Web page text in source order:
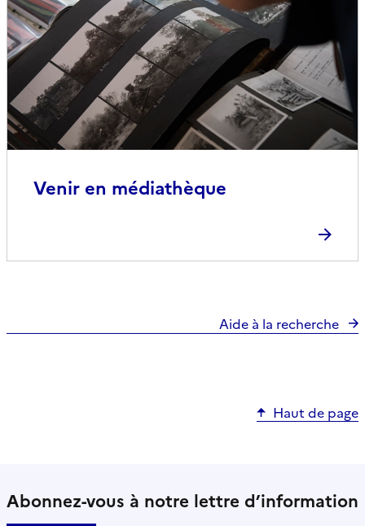
Venir en médiathèque
Aide à la recherche
Haut de page
Abonnez-vous à notre lettre d’information